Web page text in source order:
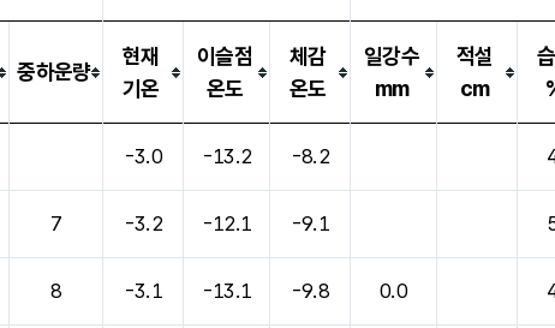
중하운량
현재
기온
이슬점
온도
체감
온도
일강수
mm
적설
cm
-3.0 -13.2 -8.2
7 -3.2 -12.1 -9.1
8 -3.1 -13.1 -9.8 0.0